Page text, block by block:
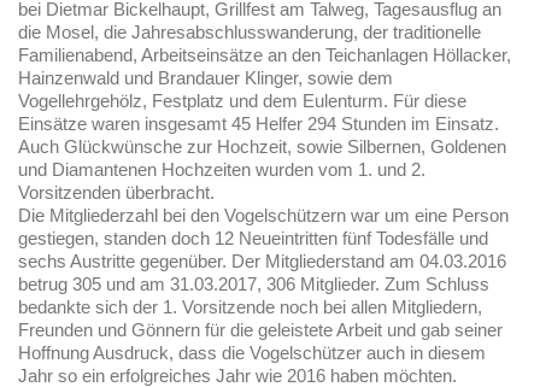
bei Dietmar Bickelhaupt, Grillfest am Talweg, Tagesausflug an
die Mosel, die Jahresabschlusswanderung, der traditionelle
Familienabend, Arbeitseinsätze an den Teichanlagen Höllacker,
Hainzenwald und Brandauer Klinger, sowie dem
Vogellehrgehölz, Festplatz und dem Eulenturm. Für diese
Einsätze waren insgesamt 45 Helfer 294 Stunden im Einsatz.
Auch Glückwünsche zur Hochzeit, sowie Silbernen, Goldenen
und Diamantenen Hochzeiten wurden vom 1. und 2.
Vorsitzenden überbracht.
Die Mitgliederzahl bei den Vogelschützern war um eine Person
gestiegen, standen doch 12 Neueintritten fünf Todesfälle und
sechs Austritte gegenüber. Der Mitgliederstand am 04.03.2016
betrug 305 und am 31.03.2017, 306 Mitglieder. Zum Schluss
bedankte sich der 1. Vorsitzende noch bei allen Mitgliedern,
Freunden und Gönnern für die geleistete Arbeit und gab seiner
Hoffnung Ausdruck, dass die Vogelschützer auch in diesem
Jahr so ein erfolgreiches Jahr wie 2016 haben möchten.